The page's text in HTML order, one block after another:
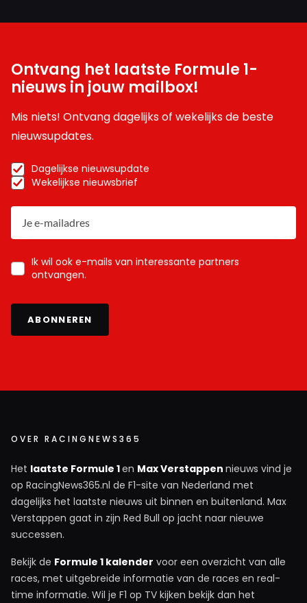
Ontvang het laatste Formule 1-
nieuws in jouw mailbox!
Mis niets! Ontvang dagelijks of wekelijks de beste
nieuwsupdates.
Dagelijkse nieuwsupdate
Wekelijkse nieuwsbrief
Ik wil ook e-mails van interessante partners
ontvangen.
ABONNEREN
OVER RACINGNEWS365
Het laatste Formule 1en Max Verstappen nieuws vind je
op RacingNews365.nl de F1-site van Nederland met
dagelijks het laatste nieuws uit binnen en buitenland. Max
Verstappen gaat in zijn Red Bull op jacht naar nieuwe
successen.
Bekijk de Formule 1 kalender voor een overzicht van alle
races, met uitgebreide informatie van de races en real-
time informatie. Wil je F1 op TV kijken bekijk dan het